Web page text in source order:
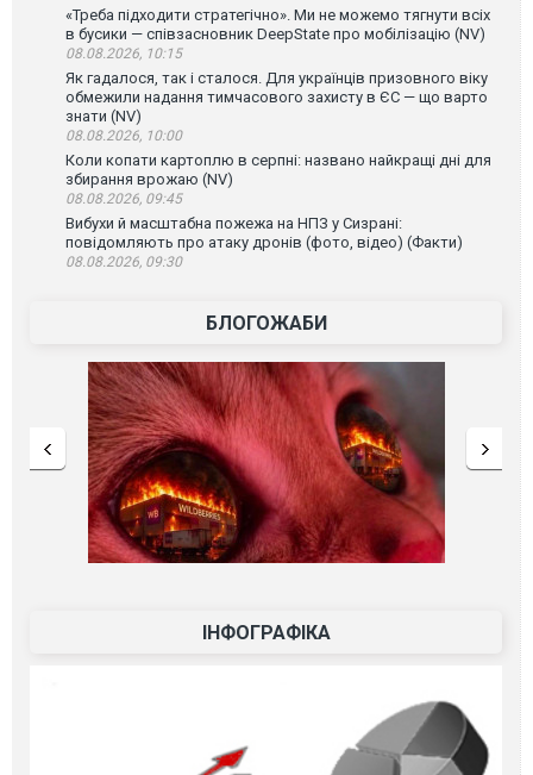
«Треба підходити стратегічно». Ми не можемо тягнути всіх
в бусики — співзасновник DeepState про мобілізацію (NV)
08.08.2026, 10:15
Як гадалося, так і сталося. Для українців призовного віку
обмежили надання тимчасового захисту в ЄС — що варто
знати (NV)
08.08.2026, 10:00
Коли копати картоплю в серпні: названо найкращі дні для
збирання врожаю (NV)
08.08.2026, 09:45
Вибухи й масштабна пожежа на НПЗ у Сизрані:
повідомляють про атаку дронів (фото, відео) (Факти)
08.08.2026, 09:30
БЛОГОЖАБИ
ІНФОГРАФІКА